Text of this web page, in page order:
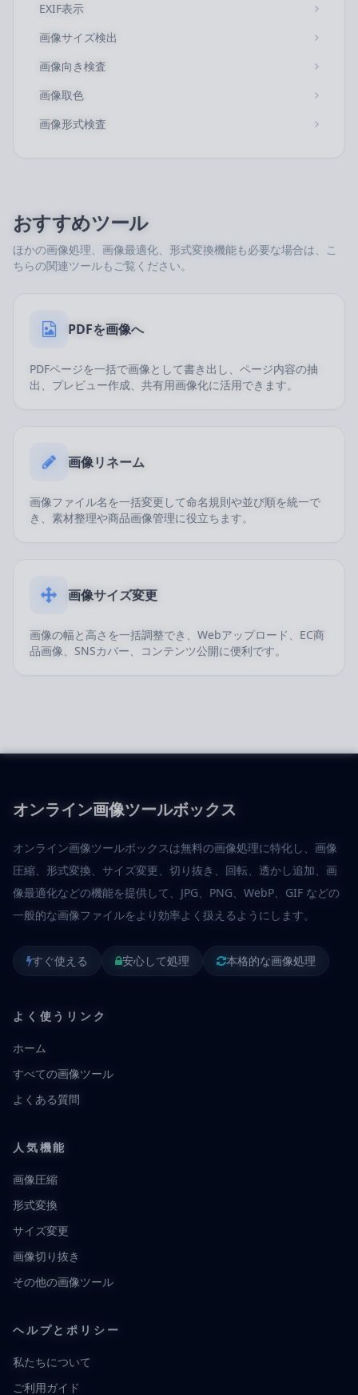
EXIF表示
画像サイズ検出
画像向き検査
画像取色
画像形式検査
おすすめツール
ほかの画像処理、画像最適化、形式変換機能も必要な場合は、こ
ちらの関連ツールもご覧ください。
PDFを画像へ
PDFページを一括で画像として書き出し、ページ内容の抽
出、プレビュー作成、共有用画像化に活用できます。
画像リネーム
画像ファイル名を一括変更して命名規則や並び順を統一で
き、素材整理や商品画像管理に役立ちます。
画像サイズ変更
画像の幅と高さを一括調整でき、Webアップロード、EC商
品画像、SNSカバー、コンテンツ公開に便利です。
オンライン画像ツールボックス
オンライン画像ツールボックスは無料の画像処理に特化し、画像
圧縮、形式変換、サイズ変更、切り抜き、回転、透かし追加、画
像最適化などの機能を提供して、JPG、PNG、WebP、GIF などの
一般的な画像ファイルをより効率よく扱えるようにします。
すぐ使える 安心して処理 本格的な画像処理
よく使うリンク
ホーム
すべての画像ツール
よくある質問
人気機能
画像圧縮
形式変換
サイズ変更
画像切り抜き
その他の画像ツール
ヘルプとポリシー
私たちについて
ご利用ガイド